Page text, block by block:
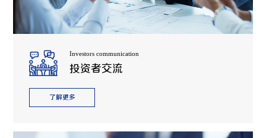
Investors communication
投资者交流
了解更多